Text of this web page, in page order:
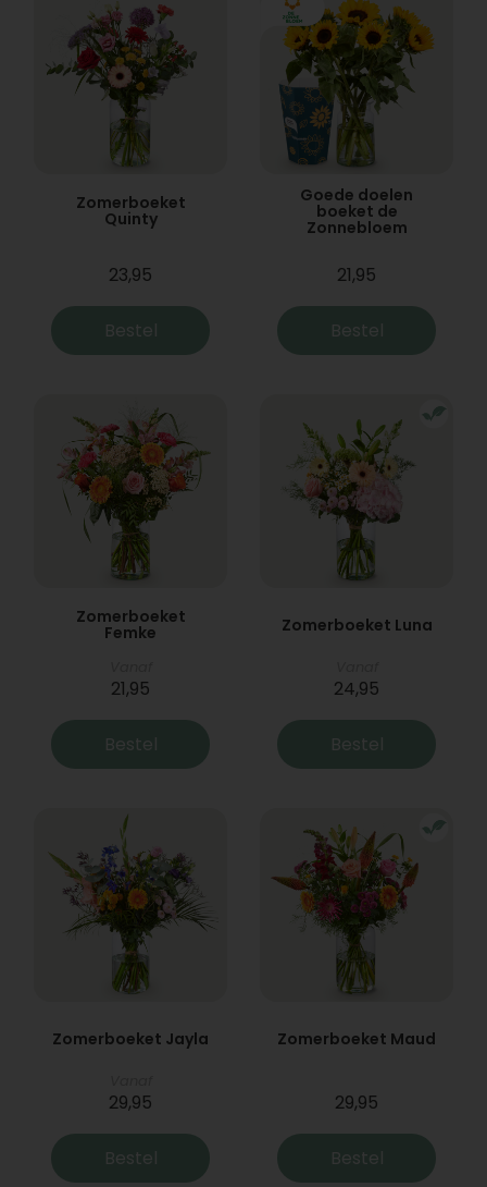
Zomerboeket
Quinty
23,95
Bestel
Goede doelen
boeket de
Zonnebloem
21,95
Bestel
Zomerboeket
Femke
21,95
Bestel
Zomerboeket Luna
24,95
Bestel
Zomerboeket Jayla
29,95
Bestel
Zomerboeket Maud
29,95
Bestel